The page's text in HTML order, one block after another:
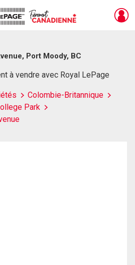
Port Moody, BC
à vendre avec Royal LePage
Colombie-Britannique
Park